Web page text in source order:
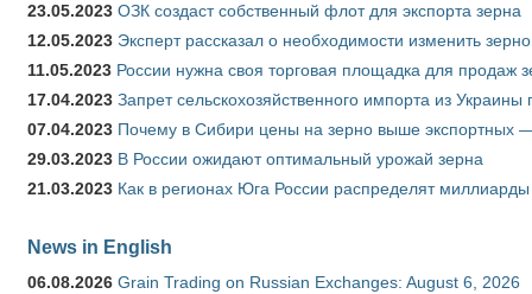
23.05.2023 ОЗК создаст собственный флот для экспорта зерна
12.05.2023 Эксперт рассказал о необходимости изменить
11.05.2023 России нужна своя торговая площадка для продаж
17.04.2023 Запрет сельскохозяйственного импорта из
07.04.2023 Почему в Сибири цены на зерно выше экспортных
29.03.2023 В России ожидают оптимальный урожай зерна
21.03.2023 Как в регионах Юга России распределят
News in English
06.08.2026 Grain Trading on Russian Exchanges: August 6, 2026